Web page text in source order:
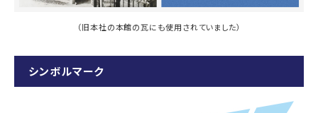
（旧本社の本館の瓦にも使用されていました）
シンボルマーク